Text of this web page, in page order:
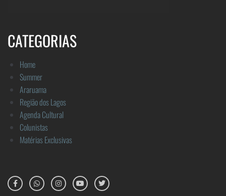
CATEGORIAS
Home
Summer
Araruama
Região dos Lagos
Agenda Cultural
Colunistas
Matérias Exclusivas